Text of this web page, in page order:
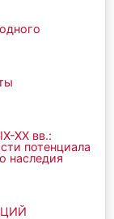
ХХ вв.:
потенциала
наследия